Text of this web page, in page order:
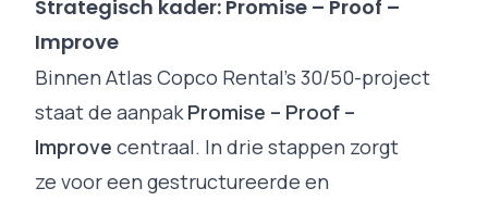
Strategisch kader: Promise – Proof –
Improve
Binnen Atlas Copco Rental’s 30/50-project
staat de aanpakPromise – Proof –
Improve centraal. In drie stappen zorgt
ze voor een gestructureerde en